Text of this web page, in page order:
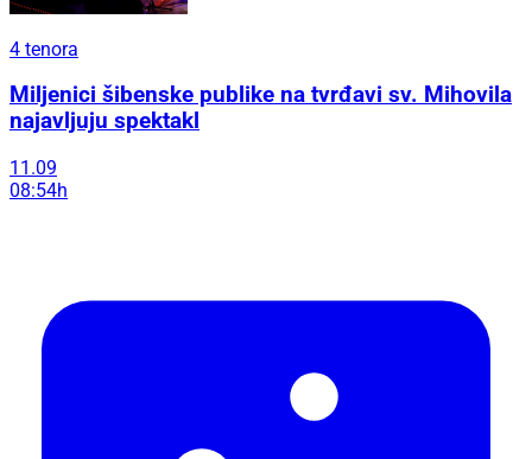
4 tenora
Miljenici šibenske publike na tvrđavi sv. Mihovila
najavljuju spektakl
11.09
08:54h